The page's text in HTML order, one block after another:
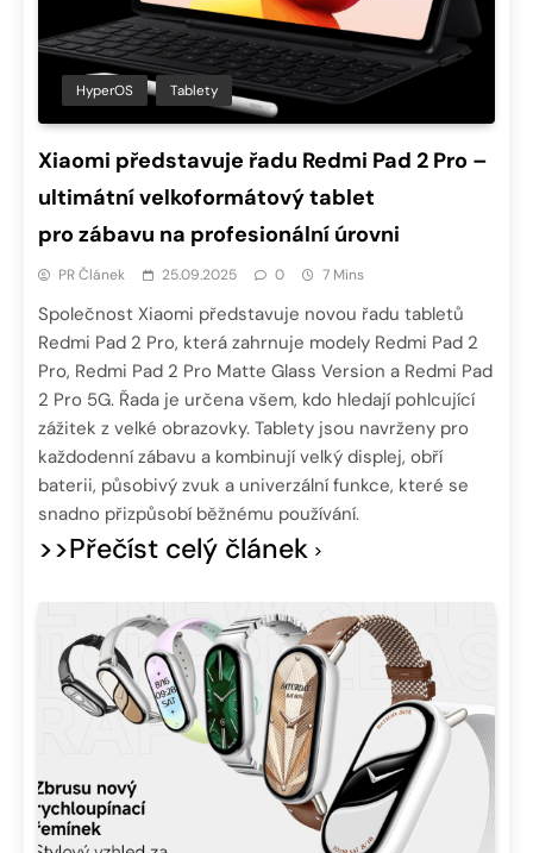
HyperOS Tablety
Xiaomi představuje řadu Redmi Pad 2 Pro –
ultimátní velkoformátový tablet
pro zábavu na profesionální úrovni
PR Článek 25.09.2025 0 7 Mins
Společnost Xiaomi představuje novou řadu tabletů
Redmi Pad 2 Pro, která zahrnuje modely Redmi Pad 2
Pro, Redmi Pad 2 Pro Matte Glass Version a Redmi Pad
2 Pro 5G. Řada je určena všem, kdo hledají pohlcující
zážitek z velké obrazovky. Tablety jsou navrženy pro
každodenní zábavu a kombinují velký displej, obří
baterii, působivý zvuk a univerzální funkce, které se
snadno přizpůsobí běžnému používání.
>>Přečíst celý článek